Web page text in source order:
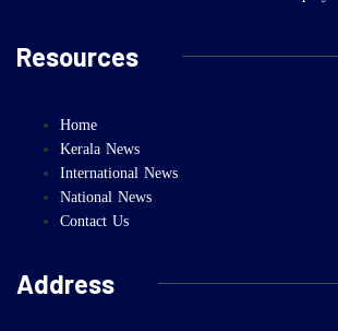
Resources
Home
Kerala News
International News
National News
Contact Us
Address